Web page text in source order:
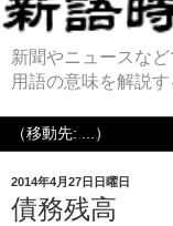
新聞やニュースな
用語の意味を解説す
2014年4月27日日曜日
債務残高